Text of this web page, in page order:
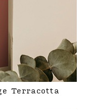
Terracotta